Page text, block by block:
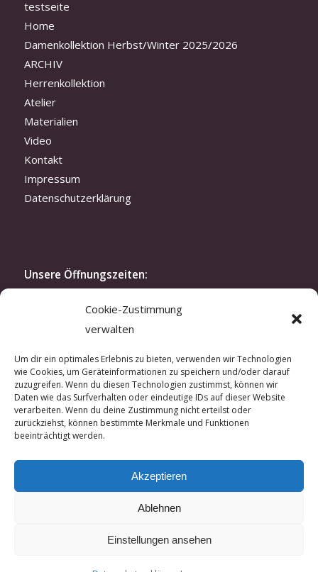
Cookie-Zustimmung
verwalten
Um dir ein optimales Erlebnis zu bieten, verwenden wir Technologien
wie Cookies, um Geräteinformationen zu speichern und/oder darauf
zuzugreifen. Wenn du diesen Technologien zustimmst, können wir
Daten wie das Surfverhalten oder eindeutige IDs auf dieser Website
verarbeiten. Wenn du deine Zustimmung nicht erteilst oder
zurückziehst, können bestimmte Merkmale und Funktionen
beeinträchtigt werden.
Akzeptieren
Ablehnen
Einstellungen ansehen
testseite
Home
Damenkollektion Herbst/Winter 2025/2026
ARCHIV
Herrenkollektion
Atelier
Materialien
Video
Kontakt
Impressum
Datenschutzerklärung
Unsere Öffnungszeiten:
Samstag: 11.30-16 Uhr
oder nach Vereinbarung
Modenschau:
Zweimal im Jahr laden wir exklusiv unsere Kunden
und Kundinnen zu unserer Modenschau ein. In der
kreativen Atmosphäre unseres Ateliers lassen sich
hautnah unsere aktuellen Kreationen erleben.
sprechen Sie uns gerne an.